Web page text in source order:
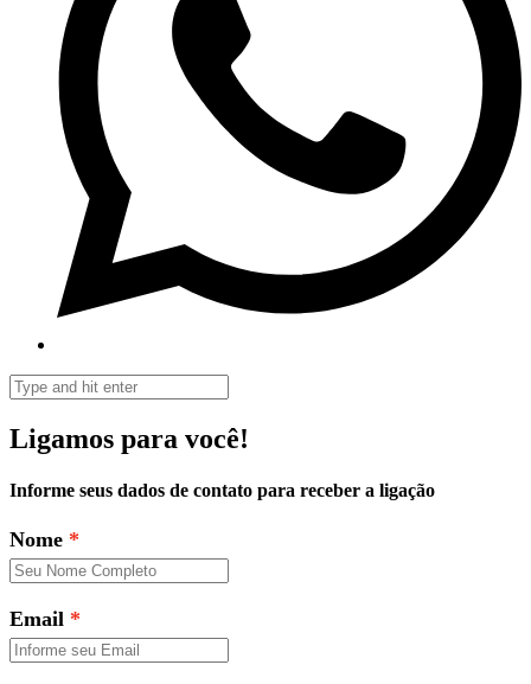
Ligamos para você!
Informe seus dados de contato para receber a ligação
Nome
Email